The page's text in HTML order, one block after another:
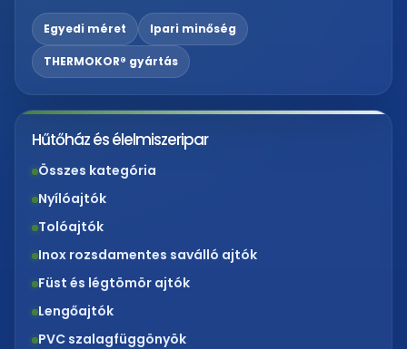
Egyedi méret Ipari minőség
THERMOKOR® gyártás
Hűtőház és élelmiszeripar
Összes kategória
Nyílóajtók
Tolóajtók
Inox rozsdamentes saválló ajtók
Füst és légtömör ajtók
Lengőajtók
PVC szalagfüggönyök